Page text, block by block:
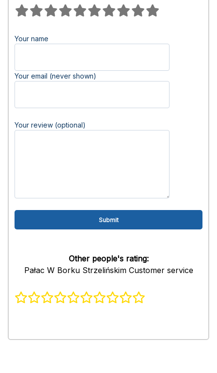
Your name
Your email (never shown)
Your review (optional)
Other people's rating:
Pałac W Borku Strzelińskim Customer service